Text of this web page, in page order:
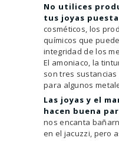
No utilices
tus joyas
cosméticos, los
químicos que
integridad de los
El amoniaco, la
son tres
para algunos
Las joyas y el
hacen buena
nos encanta
en el jacuzzi, pero